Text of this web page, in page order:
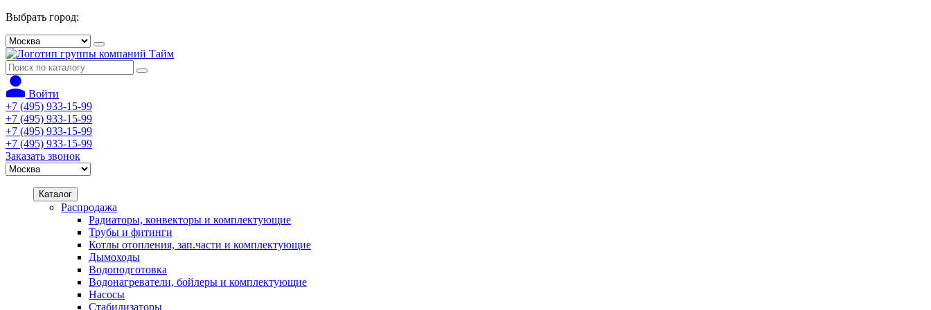
Выбрать город:
Войти
+7 (495) 933-15-99
+7 (495) 933-15-99
+7 (495) 933-15-99
+7 (495) 933-15-99
Заказать звонок
Каталог
Распродажа
Радиаторы, конвекторы и комплектующие
Трубы и фитинги
Котлы отопления, зап.части и комплектующие
Дымоходы
Водоподготовка
Водонагреватели, бойлеры и комплектующие
Насосы
Стабилизаторы